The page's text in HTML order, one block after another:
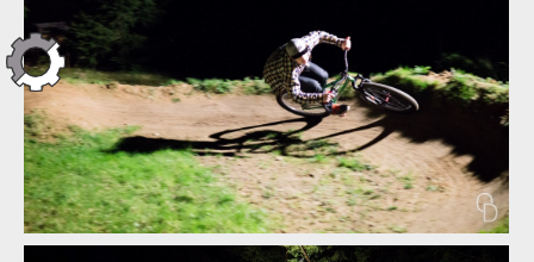
Demo Air Day - dvojitý report od Abby a Ondry Dohnala
Demo Air Day - dvojitý report od Abby a Ondry Dohnala
Demo Air Day - dvojitý report od Abby a Ondry Dohnala
Demo Air Day - dvojitý report od Abby a Ondry Dohnala
Demo Air Day - dvojitý report od Abby a Ondry Dohnala
Demo Air Day - dvojitý report od Abby a Ondry Dohnala
Demo Air Day - dvojitý report od Abby a Ondry Dohnala